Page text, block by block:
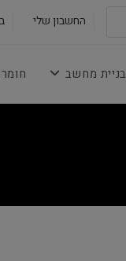
החשבון שלי
בניית מחשב